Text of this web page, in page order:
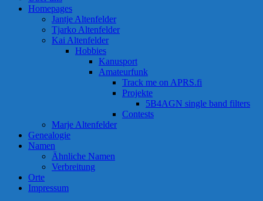
Homepages
Jantje Altenfelder
Tjarko Altenfelder
Kai Altenfelder
Hobbies
Kanusport
Amateurfunk
Track me on APRS.fi
Projekte
5B4AGN single band filters
Contests
Marje Altenfelder
Genealogie
Namen
Ähnliche Namen
Verbreitung
Orte
Impressum